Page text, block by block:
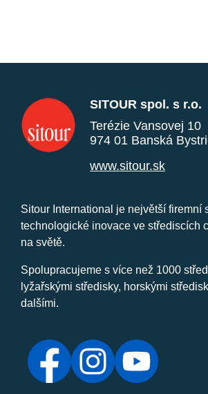
SITOUR spol. s r.o.
Terézie Vansovej 10
974 01 Banská
www.sitour.sk
Sitour International je největší firemní
technologické inovace ve střediscích
na světě.
Spolupracujeme s více než 1000
lyžařskými středisky, horskými
dalšími.